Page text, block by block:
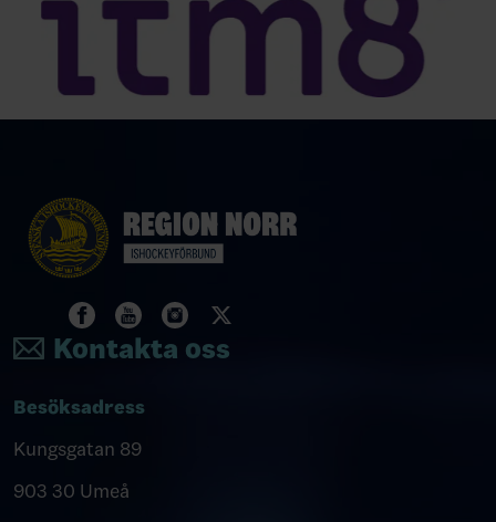
Kontakta oss
Besöksadress
Kungsgatan 89
903 30 Umeå